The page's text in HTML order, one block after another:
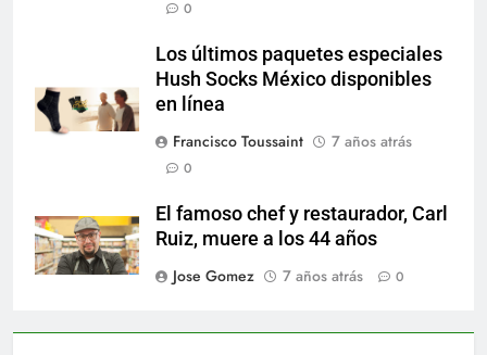
0
Los últimos paquetes especiales
Hush Socks México disponibles
en línea
Francisco Toussaint
7 años atrás
0
El famoso chef y restaurador, Carl
Ruiz, muere a los 44 años
Jose Gomez
7 años atrás 0